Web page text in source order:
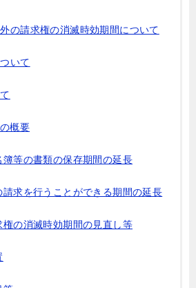
の請求権の消滅時効期間について
いて
概要
簿等の書類の保存期間の延長
求を行うことができる期間の延長
権の消滅時効期間の見直し等